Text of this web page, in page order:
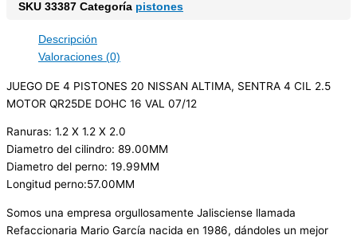
SKU 33387 Categoría pistones
Descripción
Valoraciones (0)
JUEGO DE 4 PISTONES 20 NISSAN ALTIMA, SENTRA 4 CIL 2.5
MOTOR QR25DE DOHC 16 VAL 07/12
Ranuras: 1.2 X 1.2 X 2.0
Diametro del cilindro: 89.00MM
Diametro del perno: 19.99MM
Longitud perno:57.00MM
Somos una empresa orgullosamente Jalisciense llamada
Refaccionaria Mario García nacida en 1986, dándoles un mejor